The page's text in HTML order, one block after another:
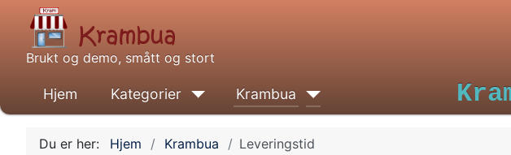
Brukt og demo, smått og stort
Hjem Kategorier Krambua
Du er her: Hjem Krambua Leveringstid